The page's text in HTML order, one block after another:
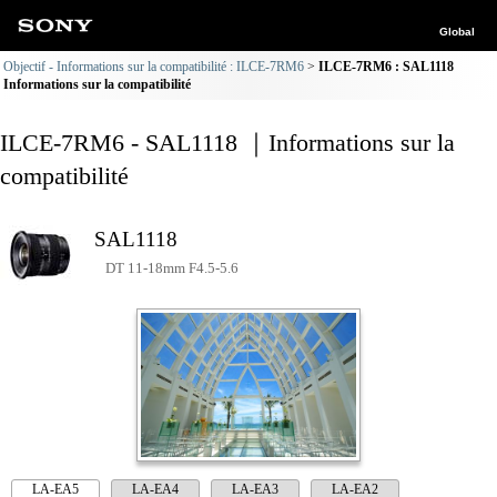
Global
Objectif - Informations sur la compatibilité : ILCE-7RM6
ILCE-7RM6 : SAL1118
Informations sur la compatibilité
ILCE-7RM6 - SAL1118 ｜Informations sur la
compatibilité
SAL1118
DT 11-18mm F4.5-5.6
LA-EA5 LA-EA4 LA-EA3 LA-EA2